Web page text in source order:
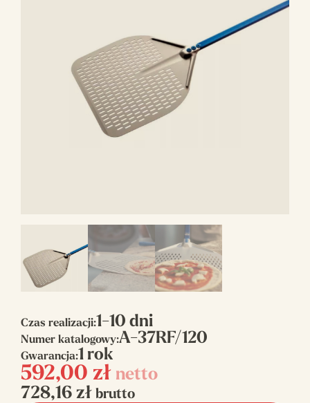
Czas realizacji:1-10 dni
Numer katalogowy:A-37RF/120
Gwarancja:1 rok
592,00 zł netto
728,16 zł brutto